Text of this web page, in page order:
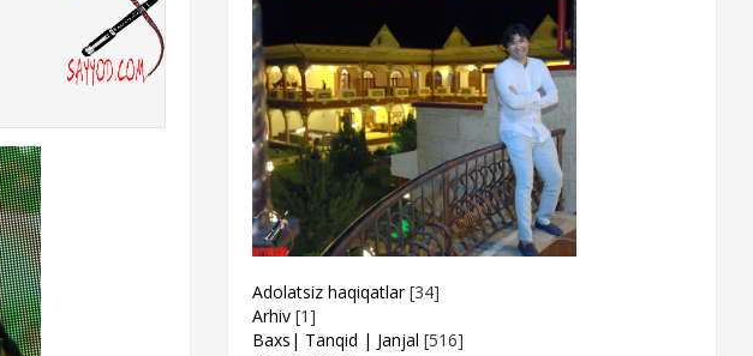
Adolatsiz haqiqatlar [34]
Arhiv [1]
Baxs| Tanqid | Janjal [516]